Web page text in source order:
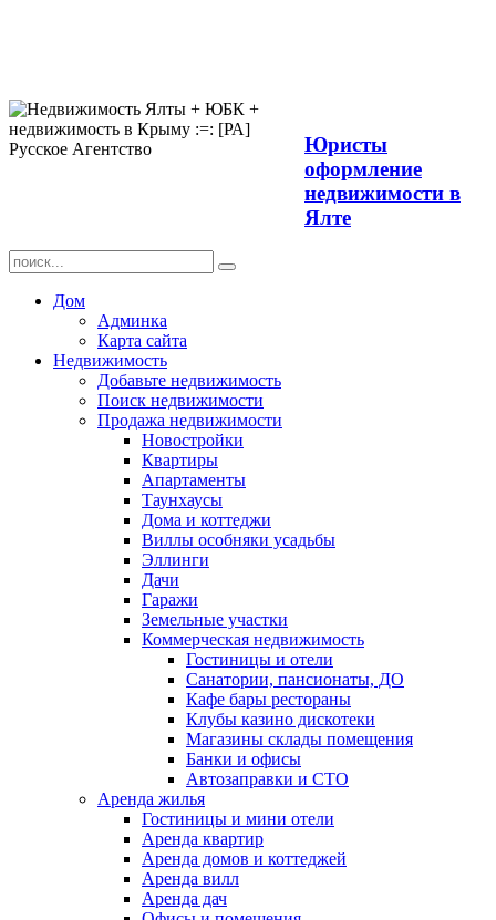
Юристы
оформление
недвижимости в
Ялте
Дом
Админка
Карта сайта
Недвижимость
Добавьте недвижимость
Поиск недвижимости
Продажа недвижимости
Новостройки
Квартиры
Апартаменты
Таунхаусы
Дома и коттеджи
Виллы особняки усадьбы
Эллинги
Дачи
Гаражи
Земельные участки
Коммерческая недвижимость
Гостиницы и отели
Санатории, пансионаты, ДО
Кафе бары рестораны
Клубы казино дискотеки
Магазины склады помещения
Банки и офисы
Автозаправки и СТО
Аренда жилья
Гостиницы и мини отели
Аренда квартир
Аренда домов и коттеджей
Аренда вилл
Аренда дач